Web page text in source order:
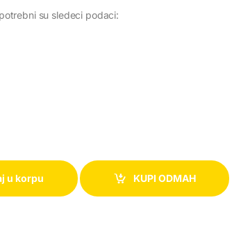
su sledeci podaci:
u korpu
KUPI ODMAH